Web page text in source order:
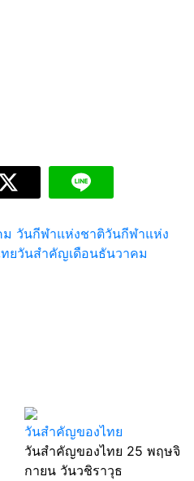
ม วันกีฬาแห่งชาติวันกีฬาแห่ง
ยวันสำคัญเดือนธันวาคม
วันสำคัญของไทย
วันสำคัญของไทย 25 พฤษจิ
กายน วันวชิราวุธ